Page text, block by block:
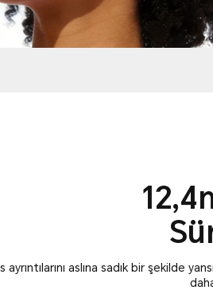
ayrıntılarını aslına sadık bir şekilde